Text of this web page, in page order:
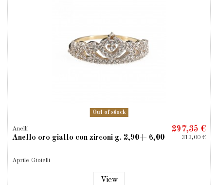
Out of stock
Anelli
Anello oro giallo con zirconi g. 2,90+ 6,00
Aprile Gioielli
297,35 €
313,00 €
View